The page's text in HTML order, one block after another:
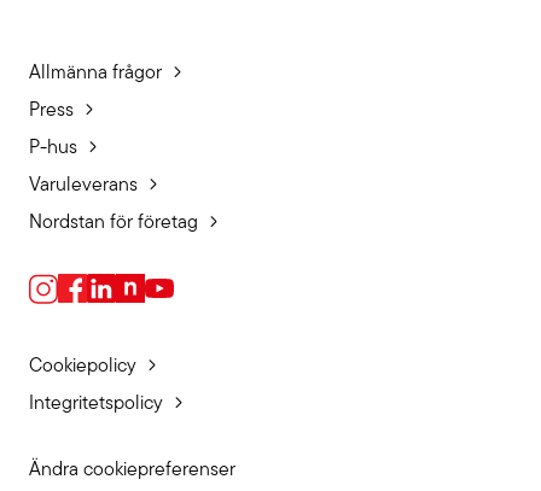
Allmänna frågor
Press
P-hus
Varuleverans
Nordstan för företag
Cookiepolicy
Integritetspolicy
Ändra cookiepreferenser